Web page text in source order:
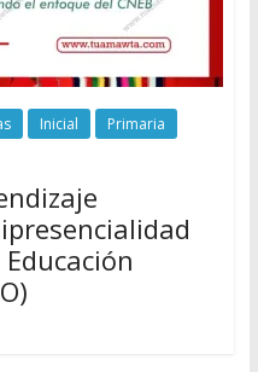
Inicial
Primaria